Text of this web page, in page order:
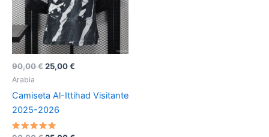
90,00€El
era:
90,00 €.
25,00€
es:
Arabia
Camiseta Al-Ittihad Visitante
2025-2026